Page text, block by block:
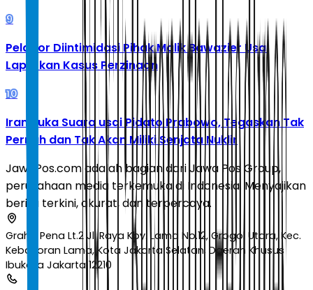
9
Pelapor Diintimidasi Pihak Malik Bawazier Usai
Laporkan Kasus Perzinaan
10
Iran Buka Suara usai Pidato Prabowo, Tegaskan Tak
Pernah dan Tak Akan Miliki Senjata Nuklir
JawaPos.com adalah bagian dari Jawa Pos Group,
perusahaan media terkemuka di Indonesia. Menyajikan
berita terkini, akurat, dan terpercaya.
Graha Pena Lt.2 Jl. Raya Kby. Lama No.12, Grogol Utara, Kec.
Kebayoran Lama, Kota Jakarta Selatan, Daerah Khusus
Ibukota Jakarta 12210